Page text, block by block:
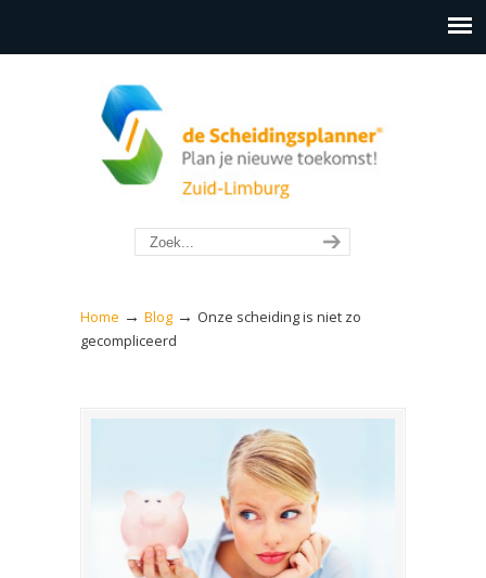
Home → Blog → Onze scheiding is niet zo
gecompliceerd